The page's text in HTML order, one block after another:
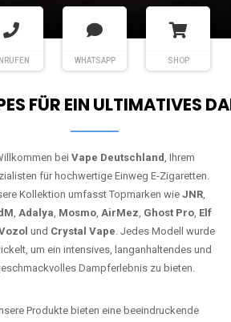
WHATSAPP SHOP
FÜR EIN ULTIMATIVES
bei Vape Deutschland, Ihrem
für hochwertige Einweg E-Zigaretten.
Kollektion umfasst Topmarken wie JNR,
, Adalya, Mosmo, AirMez, Ghost Pro, Elf
und Crystal Vape. Jedes Modell wurde
um ein intensives, langanhaltendes und
Dampferlebnis zu bieten.
Produkte bieten eine beeindruckende